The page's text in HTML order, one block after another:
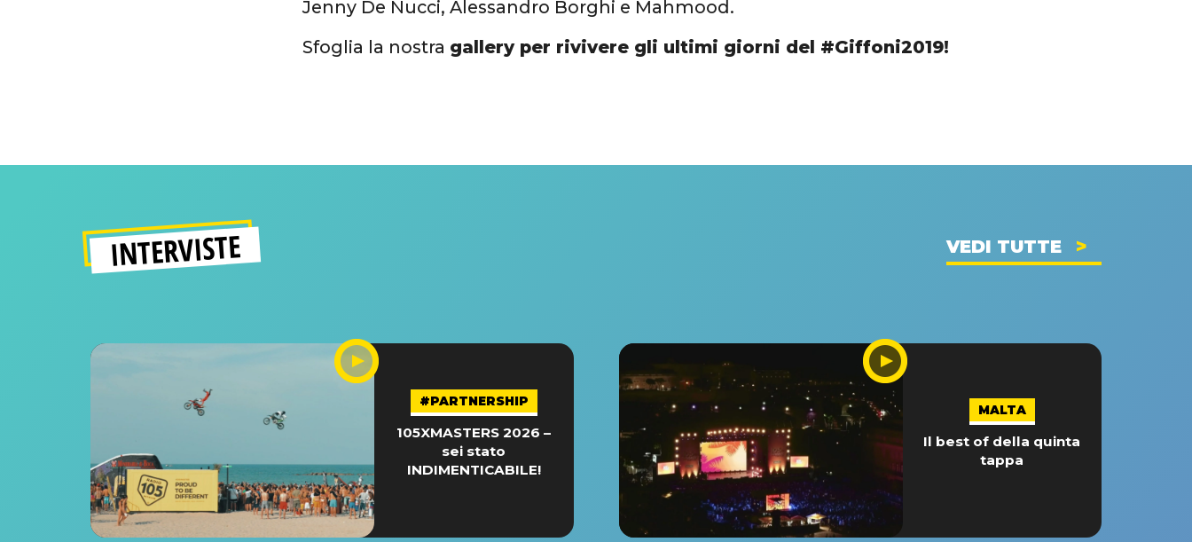
Jenny De Nucci, Alessandro Borghi e Mahmood.
Sfoglia la nostra gallery per rivivere gli ultimi giorni del #Giffoni2019!
INTERVISTE VEDI TUTTE
#PARTNERSHIP
105XMASTERS 2026 –
sei stato
INDIMENTICABILE!
MALTA
Il best of della quinta
tappa